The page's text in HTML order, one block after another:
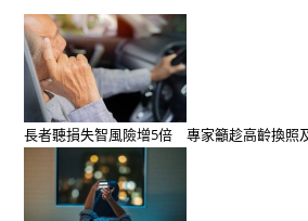
長者聽損失智風險增5倍 專家籲趁高齡換照